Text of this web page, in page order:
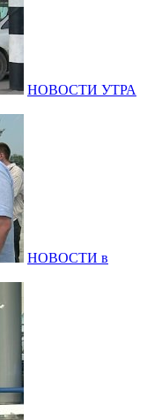
НОВОСТИ УТРА
НОВОСТИ в